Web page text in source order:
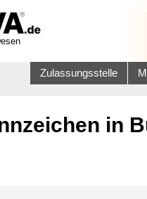
Zulassungsstelle
in